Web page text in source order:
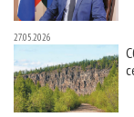
27.05.2026